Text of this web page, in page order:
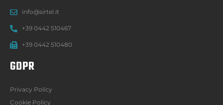
info@sirtel.it
+39 0442 510467
+39 0442 510480
GDPR
Privacy Policy
Cookie Policy